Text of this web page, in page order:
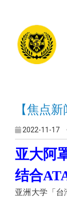
【焦点
2022-11-17
亚大阿
结合
亚洲大学「